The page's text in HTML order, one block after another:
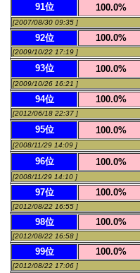
91位 100.0%
[2007/08/30 09:35 ]
92位 100.0%
[2009/10/22 17:19 ]
93位 100.0%
[2009/10/26 16:21 ]
94位 100.0%
[2012/06/18 22:37 ]
95位 100.0%
[2008/11/29 14:09 ]
96位 100.0%
[2008/11/29 14:10 ]
97位 100.0%
[2012/08/22 16:55 ]
98位 100.0%
[2012/08/22 16:58 ]
99位 100.0%
[2012/08/22 17:06 ]